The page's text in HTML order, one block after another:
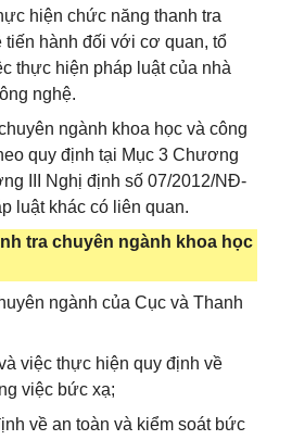
hiện chức năng thanh tra
tiến hành đối với cơ quan, tổ
thực hiện pháp luật của nhà
nghệ.
ngành khoa học và công
quy định tại Mục 3 Chương
III Nghị định số 07/2012/NĐ-
luật khác có liên quan.
tra chuyên ngành khoa học
ngành của Cục và Thanh
việc thực hiện quy định về
việc bức xạ;
về an toàn và kiểm soát bức